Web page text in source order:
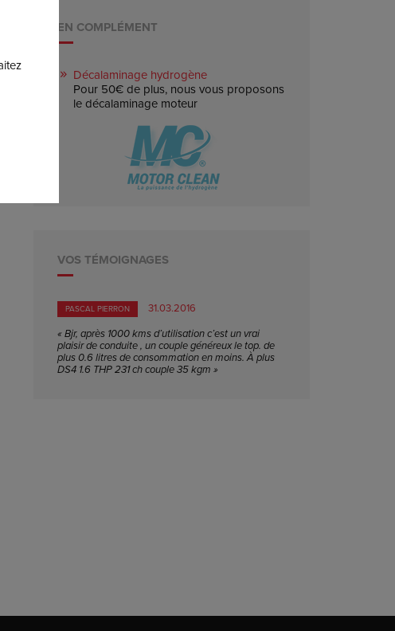
EN COMPLÉMENT
Décalaminage hydrogène
Pour 50€ de plus, nous vous proposons
le décalaminage moteur
VOS TÉMOIGNAGES
PASCAL PIERRON
31.03.2016
« Bjr, après 1000 kms d’utilisation c’est un vrai
plaisir de conduite , un couple généreux le top. de
plus 0.6 litres de consommation en moins. À plus
DS4 1.6 THP 231 ch couple 35 kgm »